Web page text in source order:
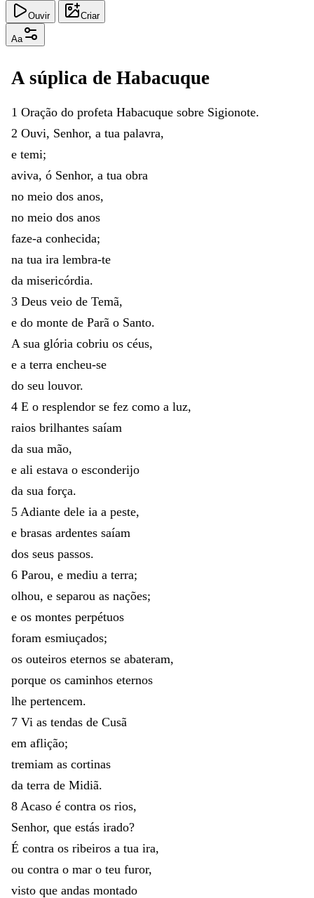
Ouvir Criar
Aa
A súplica de Habacuque
1 Oração do profeta Habacuque sobre Sigionote.
2 Ouvi, Senhor, a tua palavra,
e temi;
aviva, ó Senhor, a tua obra
no meio dos anos,
no meio dos anos
faze-a conhecida;
na tua ira lembra-te
da misericórdia.
3 Deus veio de Temã,
e do monte de Parã o Santo.
A sua glória cobriu os céus,
e a terra encheu-se
do seu louvor.
4 E o resplendor se fez como a luz,
raios brilhantes saíam
da sua mão,
e ali estava o esconderijo
da sua força.
5 Adiante dele ia a peste,
e brasas ardentes saíam
dos seus passos.
6 Parou, e mediu a terra;
olhou, e separou as nações;
e os montes perpétuos
foram esmiuçados;
os outeiros eternos se abateram,
porque os caminhos eternos
lhe pertencem.
7 Vi as tendas de Cusã
em aflição;
tremiam as cortinas
da terra de Midiã.
8 Acaso é contra os rios,
Senhor, que estás irado?
É contra os ribeiros a tua ira,
ou contra o mar o teu furor,
visto que andas montado